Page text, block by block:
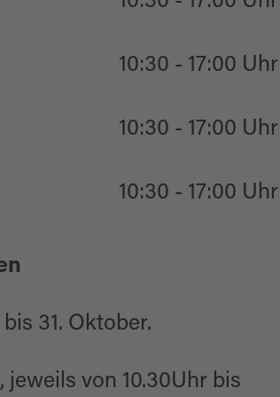
10:30 - 17:00 Uhr
10:30 - 17:00 Uhr
10:30 - 17:00 Uhr
31. Oktober.
von 10.30Uhr bis